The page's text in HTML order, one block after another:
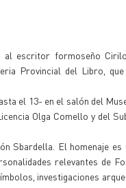
al escritor formoseño
Provincial del Libro,
el 13- en el salón del
Olga Comello y del
Sbardella. El homenaje
relevantes de
investigaciones